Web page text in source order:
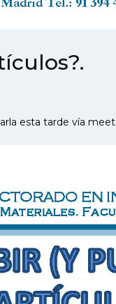
esta tarde vía meet